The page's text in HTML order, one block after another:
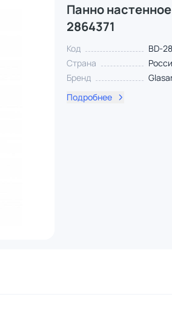
Панно
2864371
Код
BD-
Страна
Бренд
Подробнее